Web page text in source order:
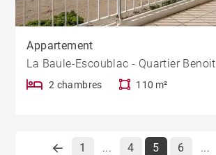
Appartement
La Baule-Escoublac - Quartier Benoit
2 chambres 110 m²
1 ... 4 5 6 ...